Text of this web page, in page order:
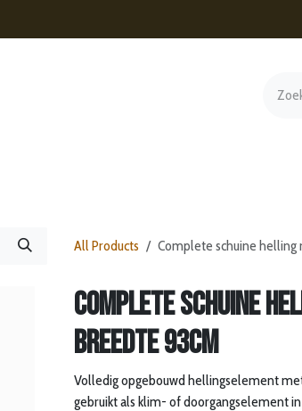
All Products Complete schuine helling
Complete schuine
breedte 93cm
Volledig opgebouwd hellingselement
gebruikt als klim- of doorgangselement